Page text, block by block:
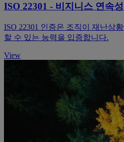
ISO 22301 - 비지니스 연속
ISO 22301 인증은 조직이 재난상
할 수 있는 능력을 입증합니다.
View